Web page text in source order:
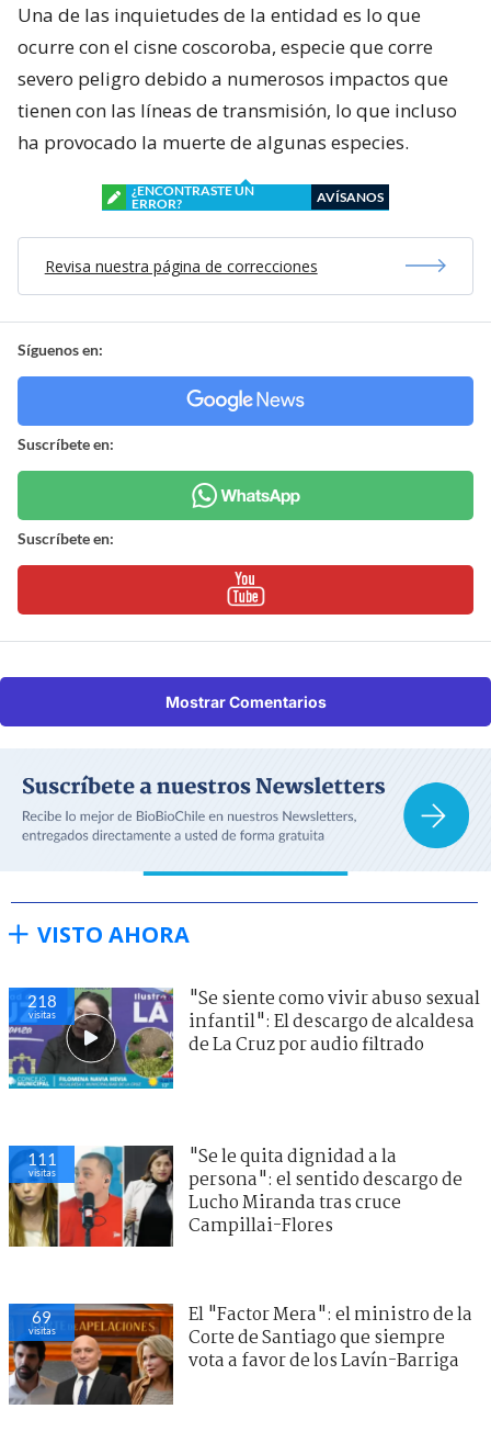
Una de las inquietudes de la entidad es lo que
ocurre con el cisne coscoroba, especie que corre
severo peligro debido a numerosos impactos que
tienen con las líneas de transmisión, lo que incluso
ha provocado la muerte de algunas especies.
¿ENCONTRASTE UN
ERROR?
AVÍSANOS
Revisa nuestra página de correcciones
Síguenos en:
Suscríbete en:
Suscríbete en:
Mostrar Comentarios
VISTO AHORA
218
visitas
"Se siente como vivir abuso sexual
infantil": El descargo de alcaldesa
de La Cruz por audio filtrado
111
visitas
"Se le quita dignidad a la
persona": el sentido descargo de
Lucho Miranda tras cruce
Campillai-Flores
69
visitas
El "Factor Mera": el ministro de la
Corte de Santiago que siempre
vota a favor de los Lavín-Barriga